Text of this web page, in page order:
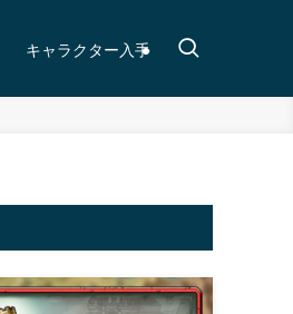
キャラクター入手